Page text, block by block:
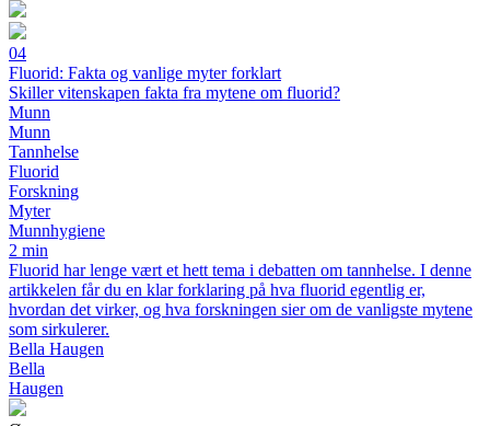
04
Fluorid: Fakta og vanlige myter forklart
Skiller vitenskapen fakta fra mytene om fluorid?
Munn
Munn
Tannhelse
Fluorid
Forskning
Myter
Munnhygiene
2 min
Fluorid har lenge vært et hett tema i debatten om tannhelse. I denne
artikkelen får du en klar forklaring på hva fluorid egentlig er,
hvordan det virker, og hva forskningen sier om de vanligste mytene
som sirkulerer.
Bella Haugen
Bella
Haugen